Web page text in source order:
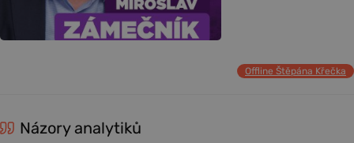
Offline Štěpána Křečka
Názory analytiků